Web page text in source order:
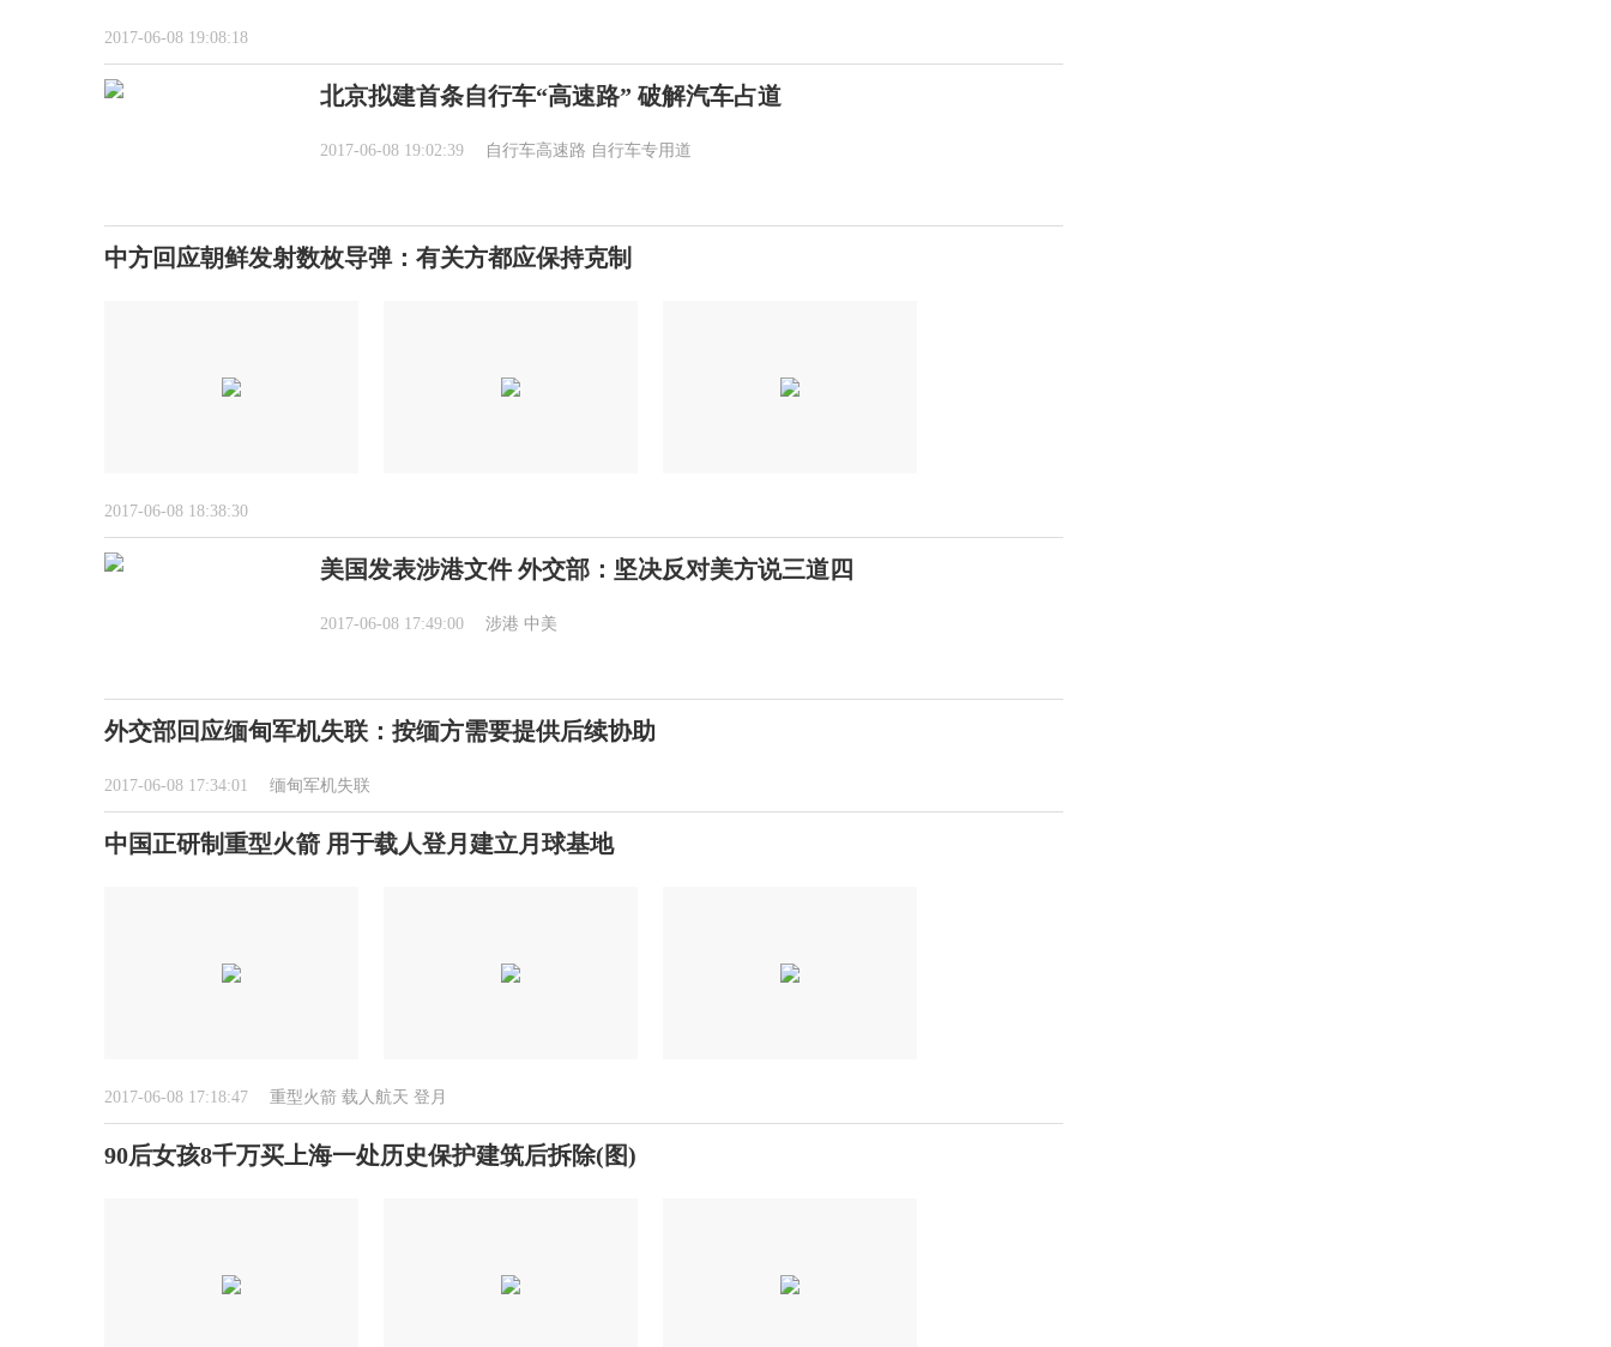
2017-06-08 19:08:18
北京拟建首条自行车“高速路” 破解汽车占道
2017-06-08 19:02:39 自行车高速路 自行车专用道
中方回应朝鲜发射数枚导弹：有关方都应保持克制
2017-06-08 18:38:30
美国发表涉港文件 外交部：坚决反对美方说三道四
2017-06-08 17:49:00 涉港 中美
外交部回应缅甸军机失联：按缅方需要提供后续协助
2017-06-08 17:34:01 缅甸军机失联
中国正研制重型火箭 用于载人登月建立月球基地
2017-06-08 17:18:47 重型火箭 载人航天 登月
90后女孩8千万买上海一处历史保护建筑后拆除(图)